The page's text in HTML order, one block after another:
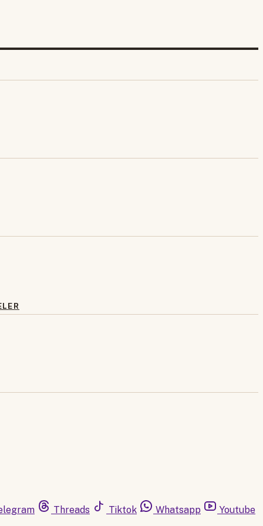
Threads Tiktok Whatsapp Youtube